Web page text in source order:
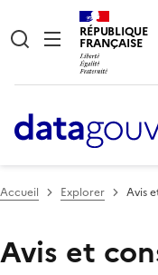
RÉPUBLIQUE
FRANÇAISE
Accueil Explorer Avis
Avis et